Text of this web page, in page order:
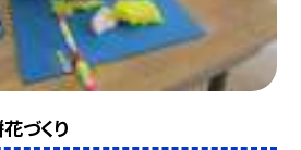
づくり